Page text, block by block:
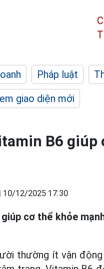
Pháp luật
giao diện mới
B6
10/12/2025 17:30
giúp cơ thể khỏe
thường ít vận